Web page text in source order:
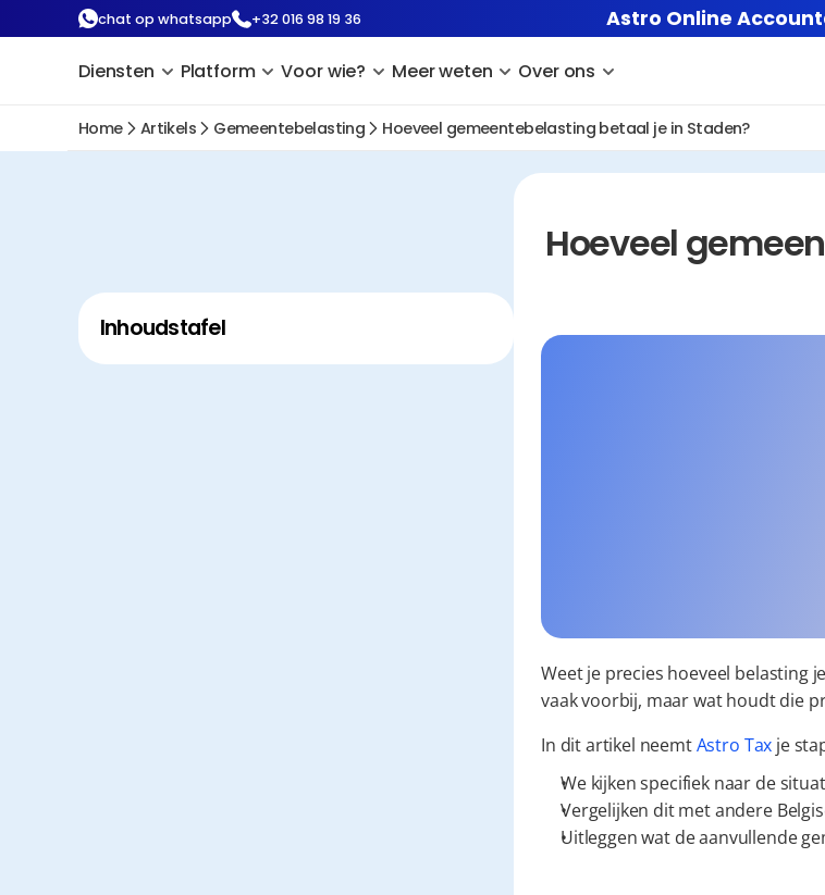
chat op whatsapp +32 016 98 19 36 Astro Online
Diensten Platform Voor wie? Meer weten Over ons
Home Artikels Gemeentebelasting Hoeveel gemeentebelasting betaal je in Staden?
Inhoudstafel
Hoeveel
Weet je precies hoeveel belasting
vaak voorbij, maar wat houdt die
In dit artikel neemt Astro Tax je
We kijken specifiek naar de
Vergelijken dit met andere
Uitleggen wat de aanvullende